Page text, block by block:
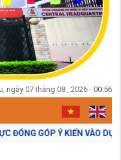
ngày 07 tháng 08 , 2026 - 00:56
THẢO BÁO CÁO CHÍNH TRỊ